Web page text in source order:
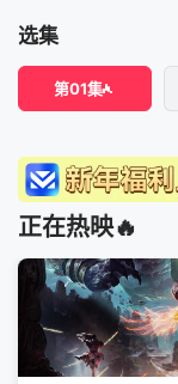
选集
第01集
正在热映🔥